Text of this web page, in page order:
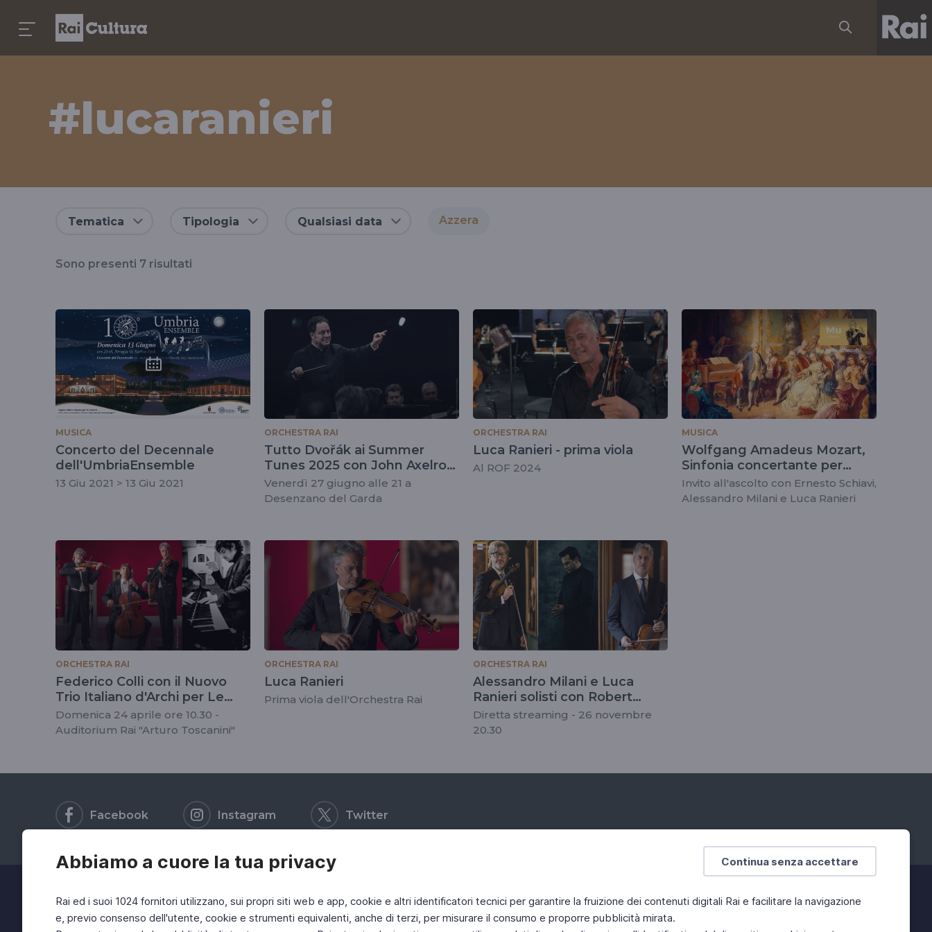
Continua senza accettare
Abbiamo a cuore la tua privacy
Rai ed i suoi 1024 fornitori utilizzano, sui propri siti web e app, cookie e altri identificatori tecnici per garantire la fruizione dei contenuti digitali Rai e facilitare la navigazione
e, previo consenso dell'utente, cookie e strumenti equivalenti, anche di terzi, per misurare il consumo e proporre pubblicità mirata.
#lucaranieri
tag
#lucaranieri
Tematica Tipologia Qualsiasi data Azzera
Sono presenti 7 risultati
MUSICA
Concerto del Decennale
dell'UmbriaEnsemble
13 Giu 2021 > 13 Giu 2021
ORCHESTRA RAI
Tutto Dvořák ai Summer
Tunes 2025 con John Axelrod,
Enrico Dindo e l'Orchestra Rai
Venerdì 27 giugno alle 21 a
Desenzano del Garda
ORCHESTRA RAI
Luca Ranieri - prima viola
Al ROF 2024
MUSICA
Wolfgang Amadeus Mozart,
Sinfonia concertante per
violino, viola e orchestra K 364
Invito all'ascolto con Ernesto Schiavi,
Alessandro Milani e Luca Ranieri
ORCHESTRA RAI
Federico Colli con il Nuovo
Trio Italiano d'Archi per Le
Domeniche dell'Auditorium
Domenica 24 aprile ore 10.30 -
Auditorium Rai "Arturo Toscanini"
ORCHESTRA RAI
Luca Ranieri
Prima viola dell'Orchestra Rai
ORCHESTRA RAI
Alessandro Milani e Luca
Ranieri solisti con Robert
Trevino
Diretta streaming - 26 novembre
20.30
Facebook Instagram Twitter